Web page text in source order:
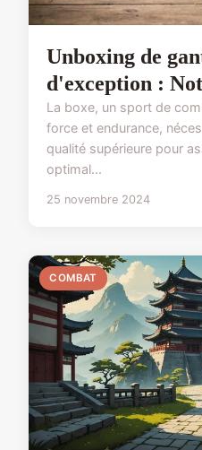
Unboxing de
d'exception :
La boxe, un sport de
force et endurance,
qualité supérieure pour
optimal...
25 novembre 2024
COMBAT